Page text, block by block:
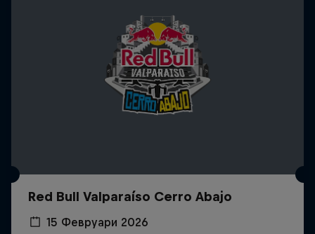
Red Bull Valparaíso Cerro Abajo
15 Февруари 2026